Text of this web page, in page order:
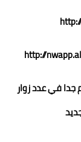
http://
عدد زوار